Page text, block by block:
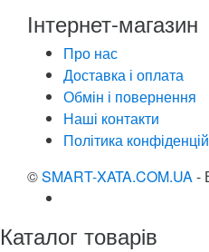
Інтернет-магазин
Про нас
Доставка і оплата
Обмін і повернення
Наші контакти
Політика
©SMART-XATA.COM.UA-
Каталог товарів